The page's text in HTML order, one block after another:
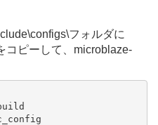
フォルダに
コピーして、microblaze-